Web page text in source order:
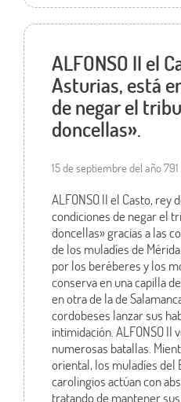
ALFONSO II el
Asturias, está
de negar el
doncellas».
15 de septiembre del año 791
ALFONSO II el Casto, rey
condiciones de negar el
doncellas» gracias a las
de los muladíes de
por los beréberes y los
conserva en una capilla
en otra de la de
cordobeses lanzar sus
intimidación. ALFONSO II
numerosas batallas.
oriental, los muladíes del
carolingios actúan con
tratando de mantener